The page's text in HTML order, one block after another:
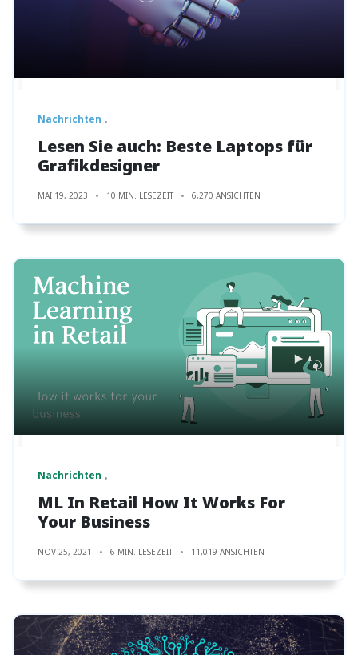
Nachrichten
Lesen Sie auch: Beste Laptops für
Grafikdesigner
MAI 19, 2023 10 MIN. LESEZEIT 6,270 ANSICHTEN
Nachrichten
ML In Retail How It Works For
Your Business
NOV 25, 2021 6 MIN. LESEZEIT 11,019 ANSICHTEN